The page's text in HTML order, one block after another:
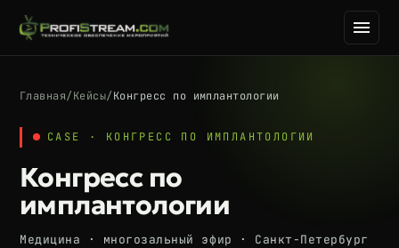
Главная/Кейсы/Конгресс по имплантологии
CASE · КОНГРЕСС ПО ИМПЛАНТОЛОГИИ
Конгресс по
имплантологии
Медицина · многозальный эфир · Санкт-Петербург